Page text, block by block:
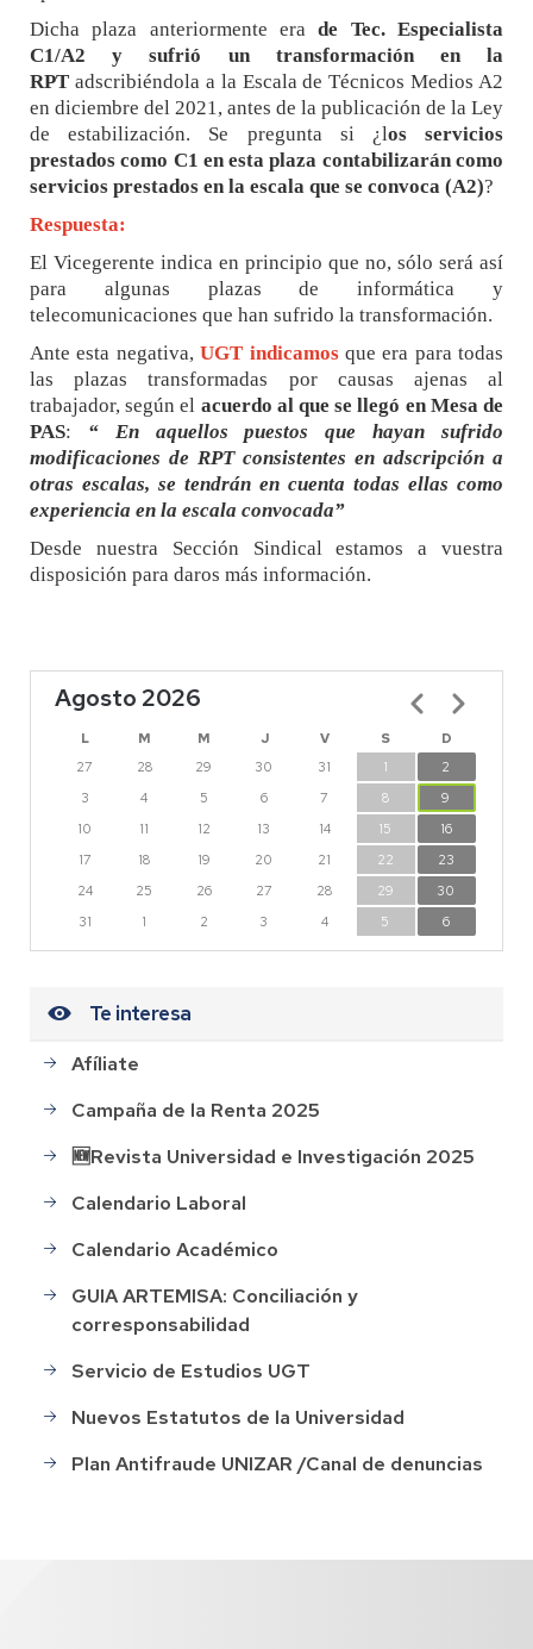
Dicha plaza anteriormente erade Tec. Especialista
C1/A2 y sufrió un transformación en la
RPT adscribiéndola a la Escala de Técnicos Medios A2
en diciembre del 2021, antes de la publicación de la Ley
de estabilización. Se pregunta si ¿los servicios
prestados como C1 en esta plaza contabilizarán como
servicios prestados en la escala que se convoca (A2)?
Respuesta:
El Vicegerente indica en principio que no, sólo será así
para algunas plazas de informática y
telecomunicaciones que han sufrido la transformación.
Ante esta negativa,UGT indicamosque era para todas
las plazas transformadas por causas ajenas al
trabajador, según el acuerdo al que se llegó en Mesa de
PAS: “ En aquellos puestos que hayan sufrido
modificaciones de RPT consistentes en adscripción a
otras escalas, se tendrán en cuenta todas ellas como
experiencia en la escala convocada”
Desde nuestra Sección Sindical estamos a vuestra
disposición para daros más información.
Agosto 2026
L M M J V S
D
27
28 29 30 31 1
2
3
4 5 6 7 8
9
10
11 12 13 14 15
16
17
18 19 20 21 22
23
24
25 26 27 28 29
30
31
1 2 3 4 5 6
Paginación
Te interesa
Afíliate
Campaña de la Renta 2025
🆕Revista Universidad e Investigación 2025
Calendario Laboral
Calendario Académico
GUIA ARTEMISA: Conciliación y
corresponsabilidad
Servicio de Estudios UGT
Nuevos Estatutos de la Universidad
Plan Antifraude UNIZAR /Canal de denuncias